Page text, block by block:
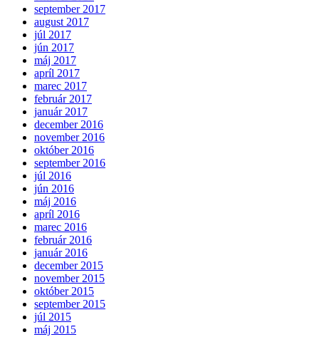
september 2017
august 2017
júl 2017
jún 2017
máj 2017
apríl 2017
marec 2017
február 2017
január 2017
december 2016
november 2016
október 2016
september 2016
júl 2016
jún 2016
máj 2016
apríl 2016
marec 2016
február 2016
január 2016
december 2015
november 2015
október 2015
september 2015
júl 2015
máj 2015